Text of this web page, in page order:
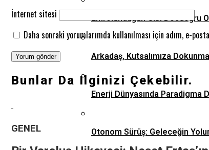
Emrolunduğun Gibi Dosdoğru
Arkadaş, Kutsalımıza
Enerji Dünyasında Paradigma
Otonom Sürüş: Geleceğin
İnternet sitesi
Daha sonraki yorumlarımda kullanılması için adım, e-
Bunlar Da Ilginizi Çekebilir.
GENEL